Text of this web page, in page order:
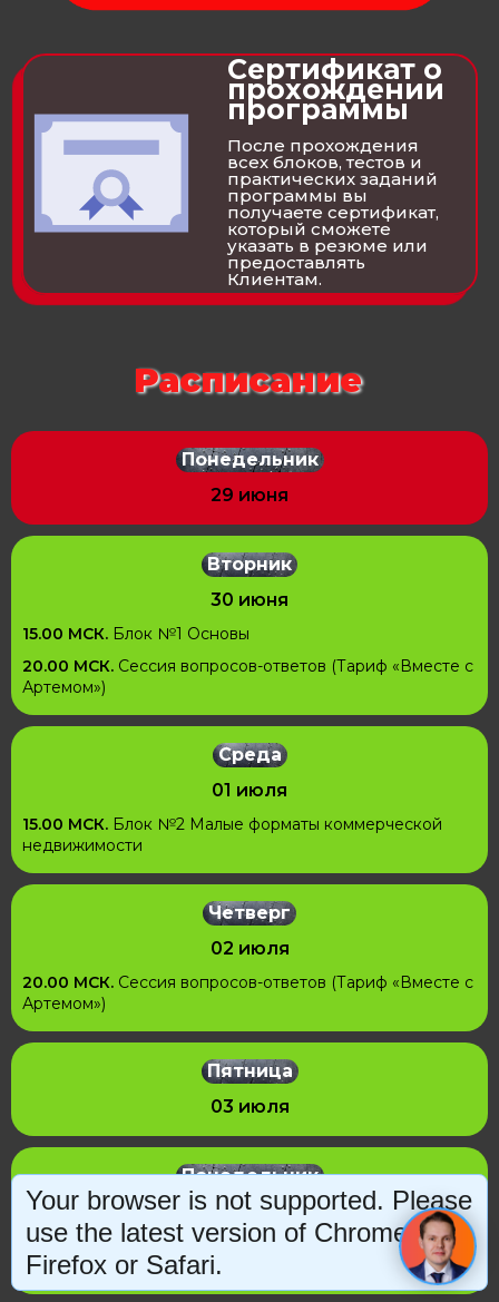
Сертификат о
прохождении
программы
После прохождения
всех блоков, тестов и
практических заданий
программы вы
получаете сертификат,
который сможете
указать в резюме или
предоставлять
Клиентам.
Расписание
Понедельник
29 июня
Вторник
30 июня
15.00 МСК. Блок №1 Основы
20.00 МСК. Сессия вопросов-ответов (Тариф «Вместе с
Артемом»)
Среда
01 июля
15.00 МСК. Блок №2 Малые форматы коммерческой
недвижимости
Четверг
02 июля
20.00 МСК. Сессия вопросов-ответов (Тариф «Вместе с
Артемом»)
Пятница
03 июля
Понедельник
6 июля
15.00 МСК. Блок№3 Гостиничная и рентная жилая
недвижимость
Your browser is not supported. Please
use the latest version of Chrome,
Firefox or Safari.